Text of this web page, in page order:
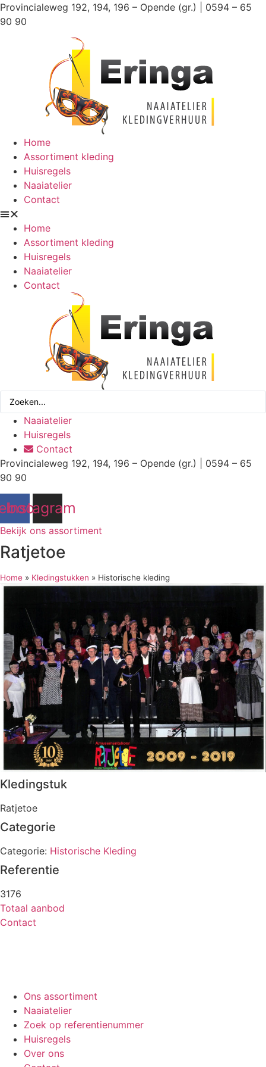
Ga
naar
Provincialeweg 192, 194, 196 – Opende (gr.) | 0594 – 65
90 90
Home
Assortiment kleding
Huisregels
Naaiatelier
Contact
Home
Assortiment kleding
Huisregels
Naaiatelier
Contact
Search
Naaiatelier
Huisregels
Contact
Provincialeweg 192, 194, 196 – Opende (gr.) | 0594 – 65
90 90
Instagram
Bekijk ons assortiment
Ratjetoe
Home » Kledingstukken » Historische kleding
Kledingstuk
Ratjetoe
Categorie
Categorie: Historische Kleding
Referentie
3176
Totaal aanbod
Contact
Ons assortiment
Naaiatelier
Zoek op referentienummer
Huisregels
Over ons